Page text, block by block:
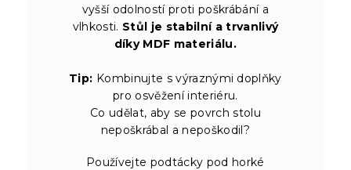
vyšší odolností proti poškrábání a
vlhkosti. Stůl je stabilní a trvanlivý
díky MDF materiálu.
Tip: Kombinujte s výraznými doplňky
pro osvěžení interiéru.
Co udělat, aby se povrch stolu
nepoškrábal a nepoškodil?
Používejte podtácky pod horké